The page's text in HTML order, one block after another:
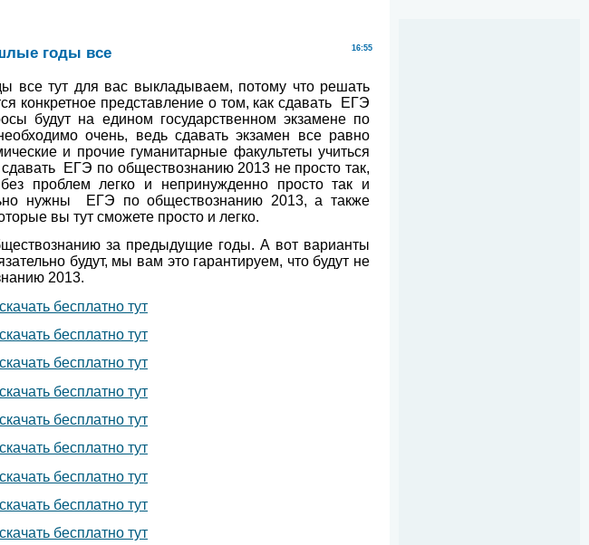
16:55
годы все
тут для вас выкладываем, потому что решать
конкретное представление о том, как сдавать
ЕГЭ
будут на едином государственном экзамене по
очень, ведь сдавать экзамен все равно
и прочие гуманитарные факультеты учиться
ЕГЭ по обществознанию 2013 не просто так,
проблем легко и непринужденно просто так и
нужны
ЕГЭ по обществознанию 2013, а также
вы тут сможете просто и легко.
за предыдущие годы. А вот варианты
будут, мы вам это гарантируем, что будут не
2013.
бесплатно тут
бесплатно тут
бесплатно тут
бесплатно тут
бесплатно тут
бесплатно тут
бесплатно тут
бесплатно тут
бесплатно тут